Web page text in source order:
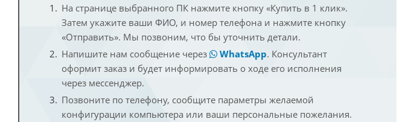
На странице выбранного ПК нажмите кнопку «Купить в 1 клик».
Затем укажите ваши ФИО, и номер телефона и нажмите кнопку
«Отправить». Мы позвоним, что бы уточнить детали.
Напишите нам сообщение через
WhatsApp. Консультант
оформит заказ и будет информировать о ходе его исполнения
через мессенджер.
Позвоните по телефону, сообщите параметры желаемой
конфигурации компьютера или ваши персональные пожелания.